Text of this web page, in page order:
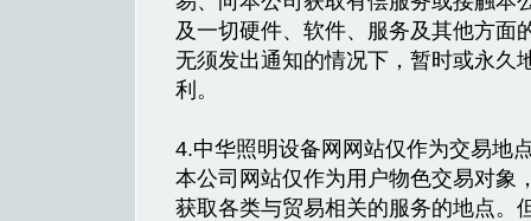
及一切硬件、软件、服务及其他方面
无须发出通知的情况下，暂时或永久
利。
4.中华照明设备网网站仅作为交易地
本公司网站仅作为用户物色交易对象
获取各类与贸易相关的服务的地点。